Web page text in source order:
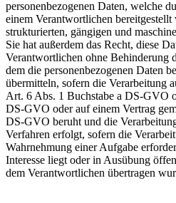
personenbezogenen Daten, welche
einem Verantwortlichen
strukturierten, gängigen und
Sie hat außerdem das Recht, diese
Verantwortlichen ohne Behinderung
dem die personenbezogenen Daten
übermitteln, sofern die Verarbeitung
Art. 6 Abs. 1 Buchstabe a DS-GVO
DS-GVO oder auf einem Vertrag
DS-GVO beruht und die
Verfahren erfolgt, sofern die
Wahrnehmung einer Aufgabe
Interesse liegt oder in Ausübung
dem Verantwortlichen übertragen